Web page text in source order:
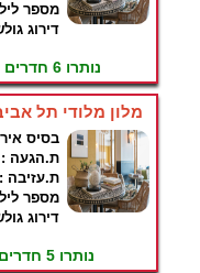
מספר
דירוג
נותרו 6 חדרים למבצע זה !
מלון מלודי תל אביב , 1 לילות
בסיס
ת.הגעה :
ת.עזיבה :
מספר
דירוג
נותרו 5 חדרים למבצע זה !